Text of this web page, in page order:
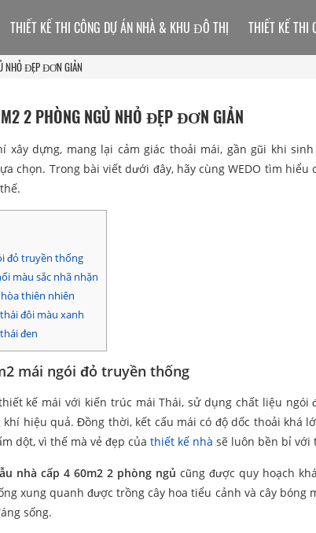
NHỎ ĐẸP ĐƠN GIẢN
2 PHÒNG NGỦ NHỎ ĐẸP ĐƠN GIẢN
dựng, mang lại cảm giác thoải mái, gần gũi khi sinh
chọn. Trong bài viết dưới đây, hãy cùng WEDO tìm
đỏ truyền thống
màu sắc nhã nhặn
thiên nhiên
đôi màu xanh
đen
mái ngói đỏ truyền thống
kế mái với kiến trúc mái Thái, sử dụng chất liệu ngói
hiệu quả. Đồng thời, kết cấu mái có độ dốc thoải khá
dột, vì thế mà vẻ đẹp của thiết kế nhà sẽ luôn bền bỉ với
nhà cấp 4 60m2 2 phòng ngủ cũng được quy hoạch
xung quanh được trồng cây hoa tiểu cảnh và cây bóng
sống.
THIẾT KẾ THI CÔNG DỰ ÁN NHÀ & KHU ĐÔ THỊ THIẾT KẾ THI